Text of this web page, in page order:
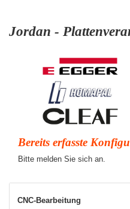
Jordan -
Bereits erfasste
Bitte melden Sie sich an.
CNC-Bearbeitung